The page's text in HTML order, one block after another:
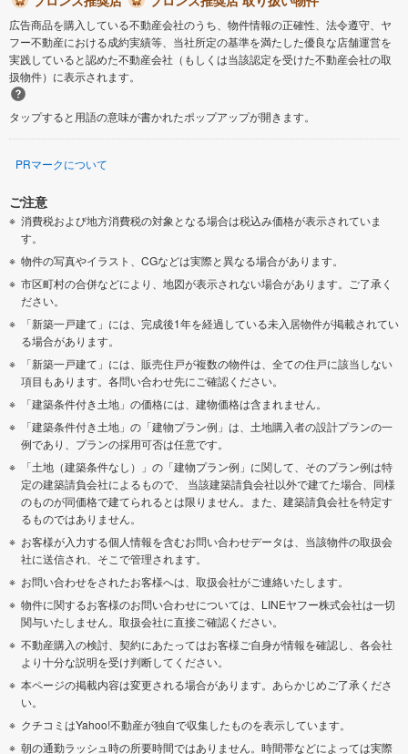
広告商品を購入している不動産会社のうち、物件情報の正確性、法令遵守、ヤ
フー不動産における成約実績等、当社所定の基準を満たした優良な店舗運営を
実践していると認めた不動産会社（もしくは当該認定を受けた不動産会社の取
扱物件）に表示されます。
タップすると用語の意味が書かれたポップアップが開きます。
PRマークについて
ご注意
消費税および地方消費税の対象となる場合は税込み価格が表示されていま
す。
物件の写真やイラスト、CGなどは実際と異なる場合があります。
市区町村の合併などにより、地図が表示されない場合があります。ご了承く
ださい。
「新築一戸建て」には、完成後1年を経過している未入居物件が掲載されてい
る場合があります。
「新築一戸建て」には、販売住戸が複数の物件は、全ての住戸に該当しない
項目もあります。各問い合わせ先にご確認ください。
「建築条件付き土地」の価格には、建物価格は含まれません。
「建築条件付き土地」の「建物プラン例」は、土地購入者の設計プランの一
例であり、プランの採用可否は任意です。
「土地（建築条件なし）」の「建物プラン例」に関して、そのプラン例は特
定の建築請負会社によるもので、 当該建築請負会社以外で建てた場合、同様
のものが同価格で建てられるとは限りません。また、建築請負会社を特定す
るものではありません。
お客様が入力する個人情報を含むお問い合わせデータは、当該物件の取扱会
社に送信され、そこで管理されます。
お問い合わせをされたお客様へは、取扱会社がご連絡いたします。
物件に関するお客様のお問い合わせについては、LINEヤフー株式会社は一切
関与いたしません。取扱会社に直接ご確認ください。
不動産購入の検討、契約にあたってはお客様ご自身が情報を確認し、各会社
より十分な説明を受け判断してください。
本ページの掲載内容は変更される場合があります。あらかじめご了承くださ
い。
クチコミはYahoo!不動産が独自で収集したものを表示しています。
朝の通勤ラッシュ時の所要時間ではありません。時間帯などによっては実際